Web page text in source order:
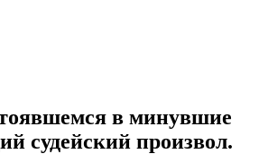
в минувшие
судейский произвол.